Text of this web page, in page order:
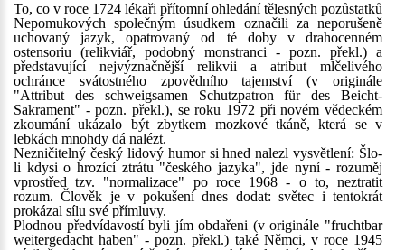
To, co v roce 1724 lékaři přítomní ohledání tělesných pozůstatků
Nepomukových společným úsudkem označili za neporušeně
uchovaný jazyk, opatrovaný od té doby v drahocenném
ostensoriu (relikviář, podobný monstranci - pozn. překl.) a
představující nejvýznačnější relikvii a atribut mlčelivého
ochránce svátostného zpovědního tajemství (v originále
"Attribut des schweigsamen Schutzpatron für des Beicht-
Sakrament" - pozn. překl.), se roku 1972 při novém vědeckém
zkoumání ukázalo být zbytkem mozkové tkáně, která se v
lebkách mnohdy dá nalézt.
Nezničitelný český lidový humor si hned nalezl vysvětlení: Šlo-
li kdysi o hrozící ztrátu "českého jazyka", jde nyní - rozuměj
vprostřed tzv. "normalizace" po roce 1968 - o to, neztratit
rozum. Člověk je v pokušení dnes dodat: světec i tentokrát
prokázal sílu své přímluvy.
Plodnou předvídavostí byli jím obdařeni (v originále "fruchtbar
weitergedacht haben" - pozn. překl.) také Němci, v roce 1945